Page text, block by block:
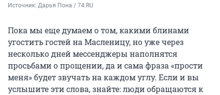
Источник: Дарья Пона / 74.RU
Пока мы еще думаем о том, какими блинами
угостить гостей на Масленицу, но уже через
несколько дней мессенджеры наполнятся
просьбами о прощении, да и сама фраза «прости
меня» будет звучать на каждом углу. Если и вы
услышите эти слова, знайте: люди обращаются к